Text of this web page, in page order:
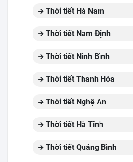
Thời tiết Hà Nam
Thời tiết Nam Định
Thời tiết Ninh Bình
Thời tiết Thanh Hóa
Thời tiết Nghệ An
Thời tiết Hà Tĩnh
Thời tiết Quảng Bình